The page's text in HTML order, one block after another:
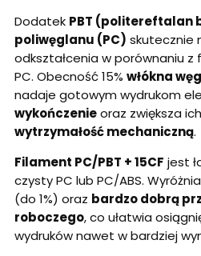
Dodatek PBT (politereftalan
poliwęglanu (PC) skutecznie
odkształcenia w porównaniu
PC. Obecność 15% włókna
nadaje gotowym wydrukom
wykończenieoraz zwiększa ich
wytrzymałość mechaniczną.
Filament PC/PBT + 15CF jest
czysty PC lub PC/ABS.
(do 1%) oraz bardzo dobrą
roboczego, co ułatwia
wydruków nawet w bardziej